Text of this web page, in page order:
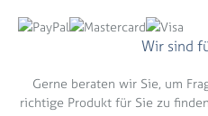
Wir sind
Gerne beraten wir Sie, um
richtige Produkt für Sie zu